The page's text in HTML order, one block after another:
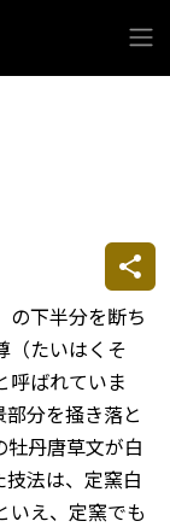
の下半分を断ち
（たいはくそ
呼ばれていま
分を掻き落と
牡丹唐草文が白
法は、定窯白
いえ、定窯でも